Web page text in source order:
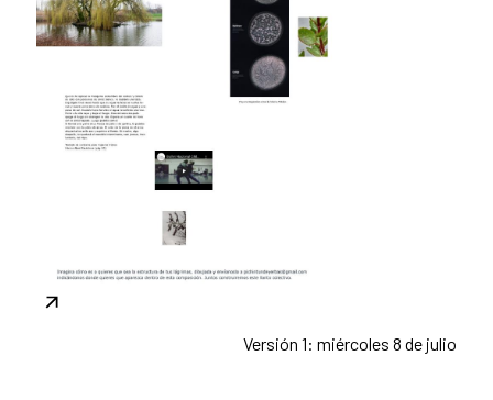
Versión 1: miércoles 8 de julio